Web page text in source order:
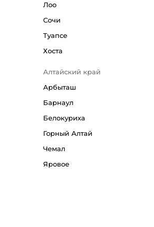
Лоо
Сочи
Туапсе
Хоста
Алтайский край
Арбыташ
Барнаул
Белокуриха
Горный Алтай
Чемал
Яровое